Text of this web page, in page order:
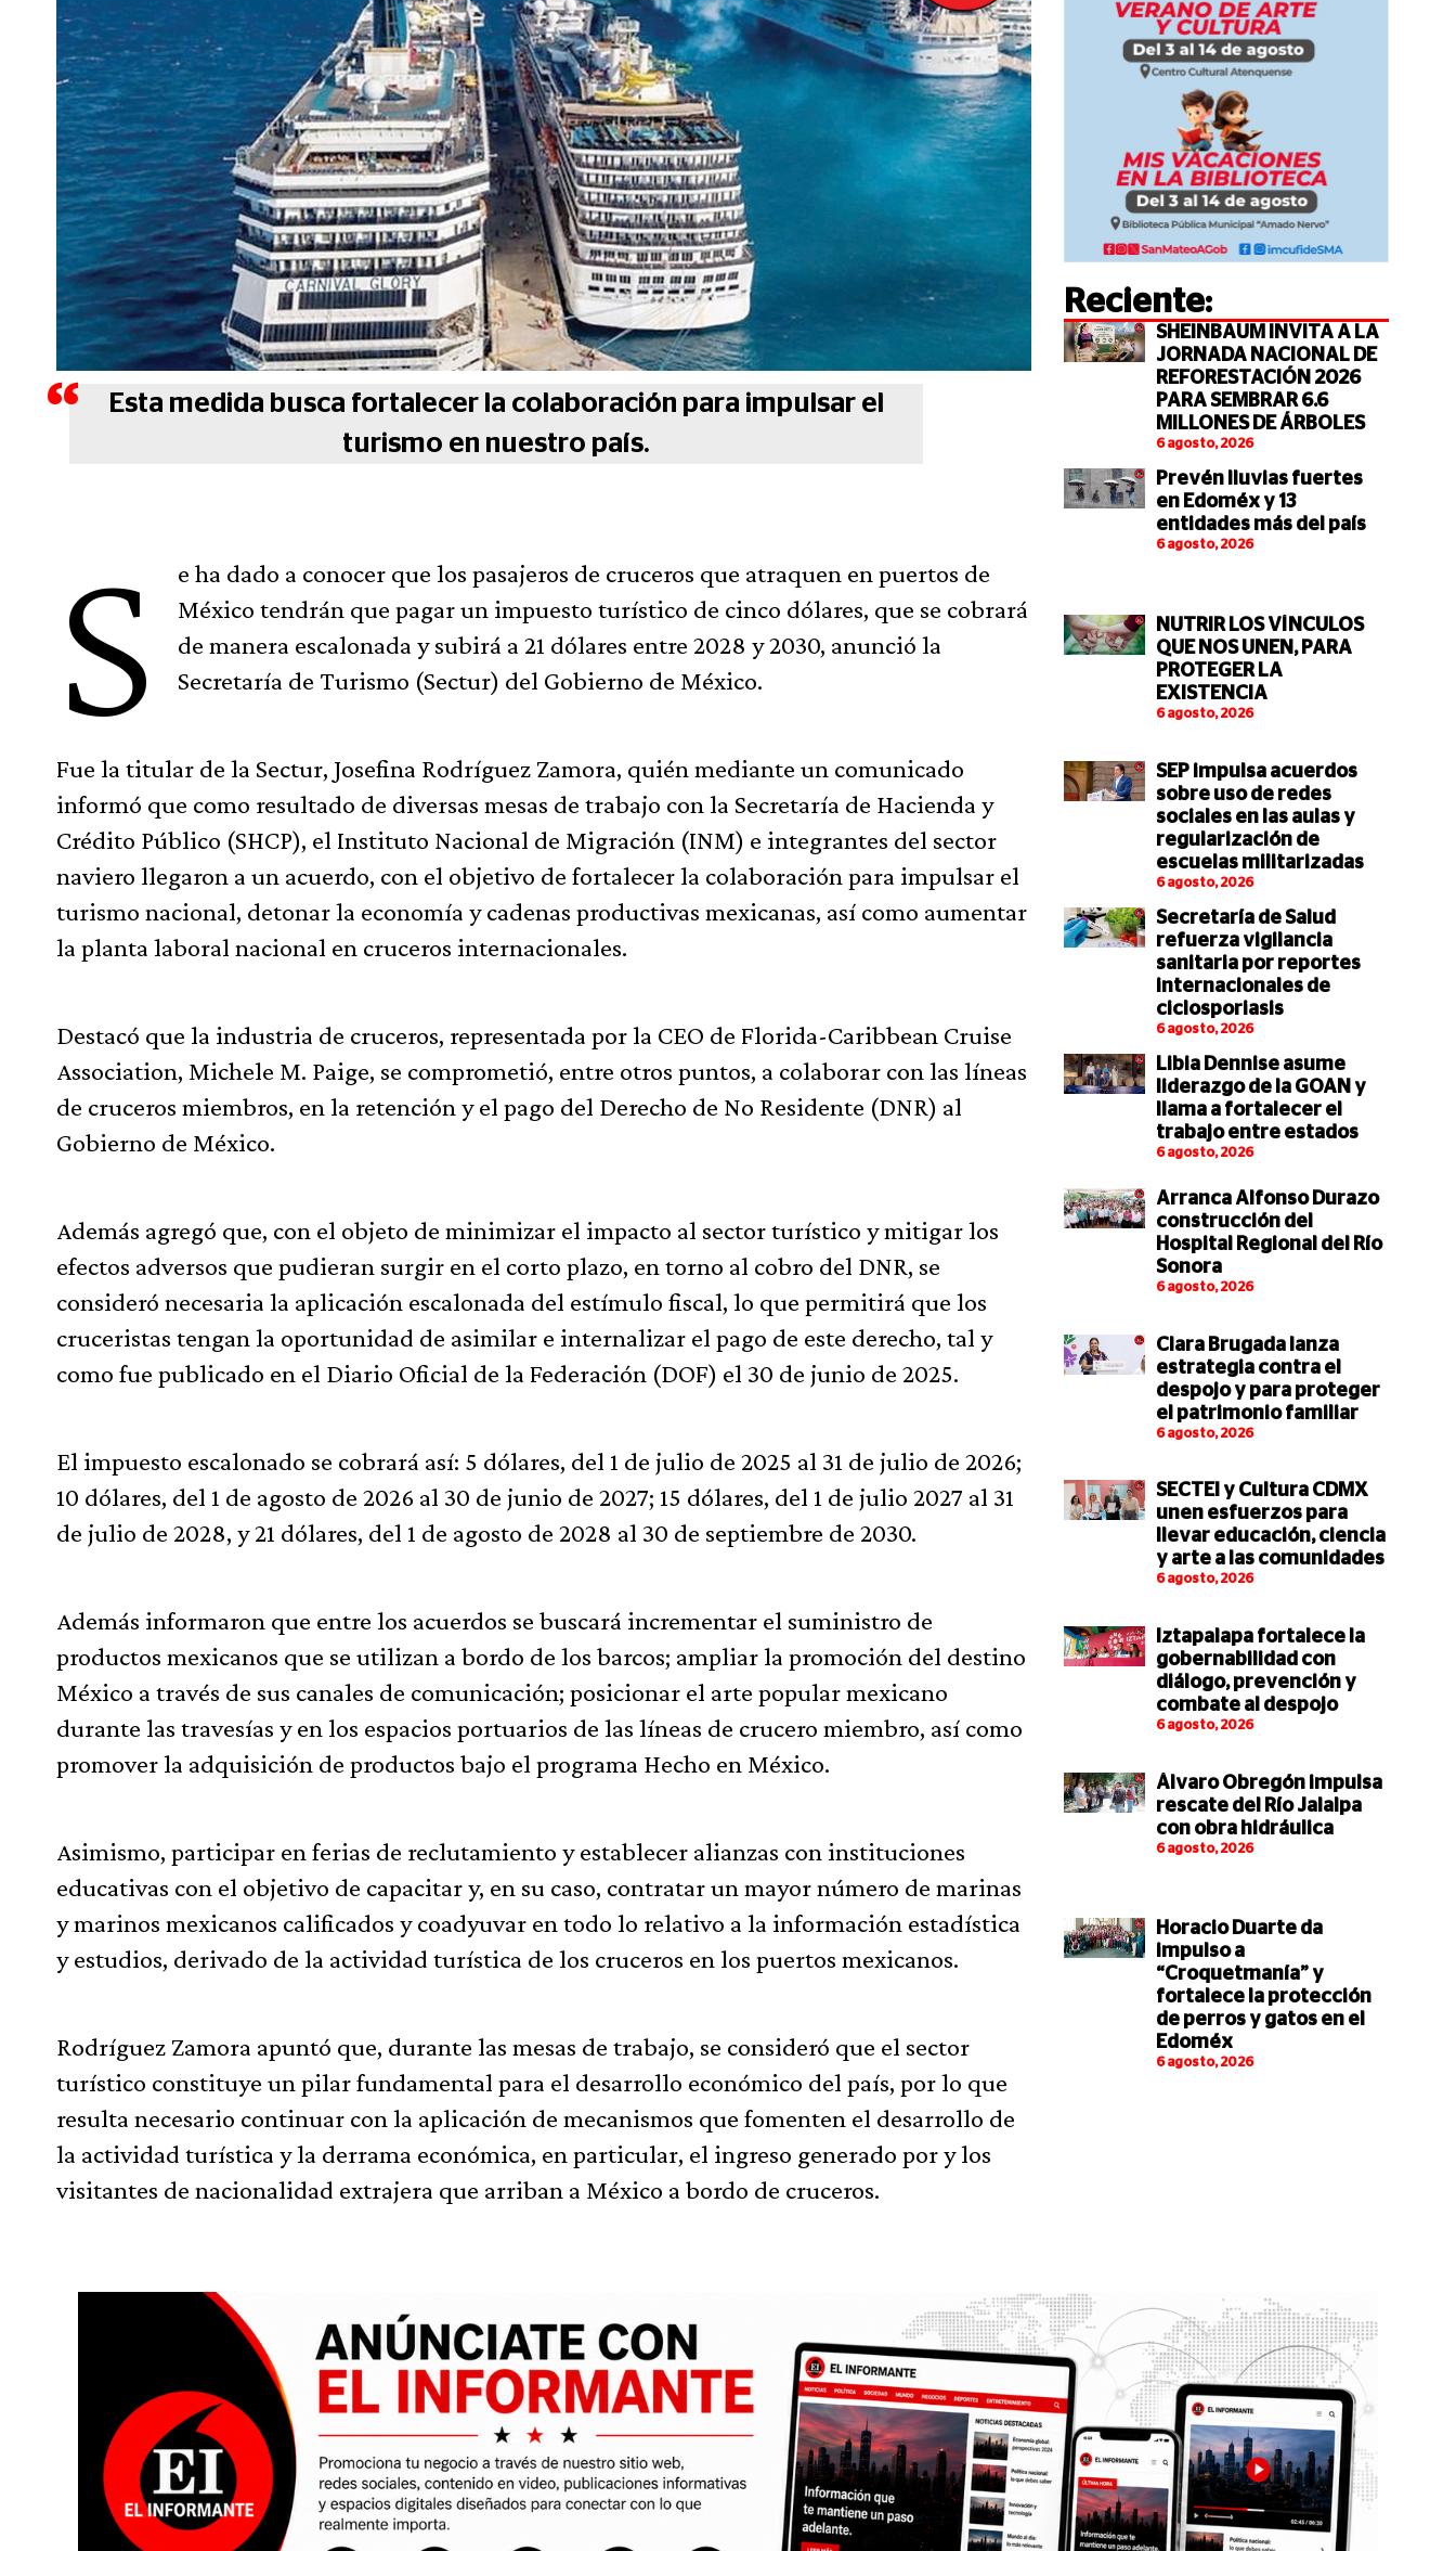
Esta medida busca fortalecer la colaboración para impulsar el
turismo en nuestro país.
S
e ha dado a conocer que los pasajeros de cruceros que atraquen en puertos de
México tendrán que pagar un impuesto turístico de cinco dólares, que se cobrará
de manera escalonada y subirá a 21 dólares entre 2028 y 2030, anunció la
Secretaría de Turismo (Sectur) del Gobierno de México.
Fue la titular de la Sectur, Josefina Rodríguez Zamora, quién mediante un comunicado
informó que como resultado de diversas mesas de trabajo con la Secretaría de Hacienda y
Crédito Público (SHCP), el Instituto Nacional de Migración (INM) e integrantes del sector
naviero llegaron a un acuerdo, con el objetivo de fortalecer la colaboración para impulsar el
turismo nacional, detonar la economía y cadenas productivas mexicanas, así como aumentar
la planta laboral nacional en cruceros internacionales.
Destacó que la industria de cruceros, representada por la CEO de Florida-Caribbean Cruise
Association, Michele M. Paige, se comprometió, entre otros puntos, a colaborar con las líneas
de cruceros miembros, en la retención y el pago del Derecho de No Residente (DNR) al
Gobierno de México.
Además agregó que, con el objeto de minimizar el impacto al sector turístico y mitigar los
efectos adversos que pudieran surgir en el corto plazo, en torno al cobro del DNR, se
consideró necesaria la aplicación escalonada del estímulo fiscal, lo que permitirá que los
cruceristas tengan la oportunidad de asimilar e internalizar el pago de este derecho, tal y
como fue publicado en el Diario Oficial de la Federación (DOF) el 30 de junio de 2025.
El impuesto escalonado se cobrará así: 5 dólares, del 1 de julio de 2025 al 31 de julio de 2026;
10 dólares, del 1 de agosto de 2026 al 30 de junio de 2027; 15 dólares, del 1 de julio 2027 al 31
de julio de 2028, y 21 dólares, del 1 de agosto de 2028 al 30 de septiembre de 2030.
Además informaron que entre los acuerdos se buscará incrementar el suministro de
productos mexicanos que se utilizan a bordo de los barcos; ampliar la promoción del destino
México a través de sus canales de comunicación; posicionar el arte popular mexicano
durante las travesías y en los espacios portuarios de las líneas de crucero miembro, así como
promover la adquisición de productos bajo el programa Hecho en México.
Asimismo, participar en ferias de reclutamiento y establecer alianzas con instituciones
educativas con el objetivo de capacitar y, en su caso, contratar un mayor número de marinas
y marinos mexicanos calificados y coadyuvar en todo lo relativo a la información estadística
y estudios, derivado de la actividad turística de los cruceros en los puertos mexicanos.
Rodríguez Zamora apuntó que, durante las mesas de trabajo, se consideró que el sector
turístico constituye un pilar fundamental para el desarrollo económico del país, por lo que
resulta necesario continuar con la aplicación de mecanismos que fomenten el desarrollo de
la actividad turística y la derrama económica, en particular, el ingreso generado por y los
visitantes de nacionalidad extrajera que arriban a México a bordo de cruceros.
Reciente:
SHEINBAUM INVITA A LA
JORNADA NACIONAL DE
REFORESTACIÓN 2026
PARA SEMBRAR 6.6
MILLONES DE ÁRBOLES
6 agosto, 2026
Prevén lluvias fuertes
en Edoméx y 13
entidades más del país
6 agosto, 2026
NUTRIR LOS VÍNCULOS
QUE NOS UNEN, PARA
PROTEGER LA
EXISTENCIA
6 agosto, 2026
SEP impulsa acuerdos
sobre uso de redes
sociales en las aulas y
regularización de
escuelas militarizadas
6 agosto, 2026
Secretaría de Salud
refuerza vigilancia
sanitaria por reportes
internacionales de
ciclosporiasis
6 agosto, 2026
Libia Dennise asume
liderazgo de la GOAN y
llama a fortalecer el
trabajo entre estados
6 agosto, 2026
Arranca Alfonso Durazo
construcción del
Hospital Regional del Río
Sonora
6 agosto, 2026
Clara Brugada lanza
estrategia contra el
despojo y para proteger
el patrimonio familiar
6 agosto, 2026
SECTEI y Cultura CDMX
unen esfuerzos para
llevar educación, ciencia
y arte a las comunidades
6 agosto, 2026
Iztapalapa fortalece la
gobernabilidad con
diálogo, prevención y
combate al despojo
6 agosto, 2026
Álvaro Obregón impulsa
rescate del Río Jalalpa
con obra hidráulica
6 agosto, 2026
Horacio Duarte da
impulso a
“Croquetmanía” y
fortalece la protección
de perros y gatos en el
Edoméx
6 agosto, 2026